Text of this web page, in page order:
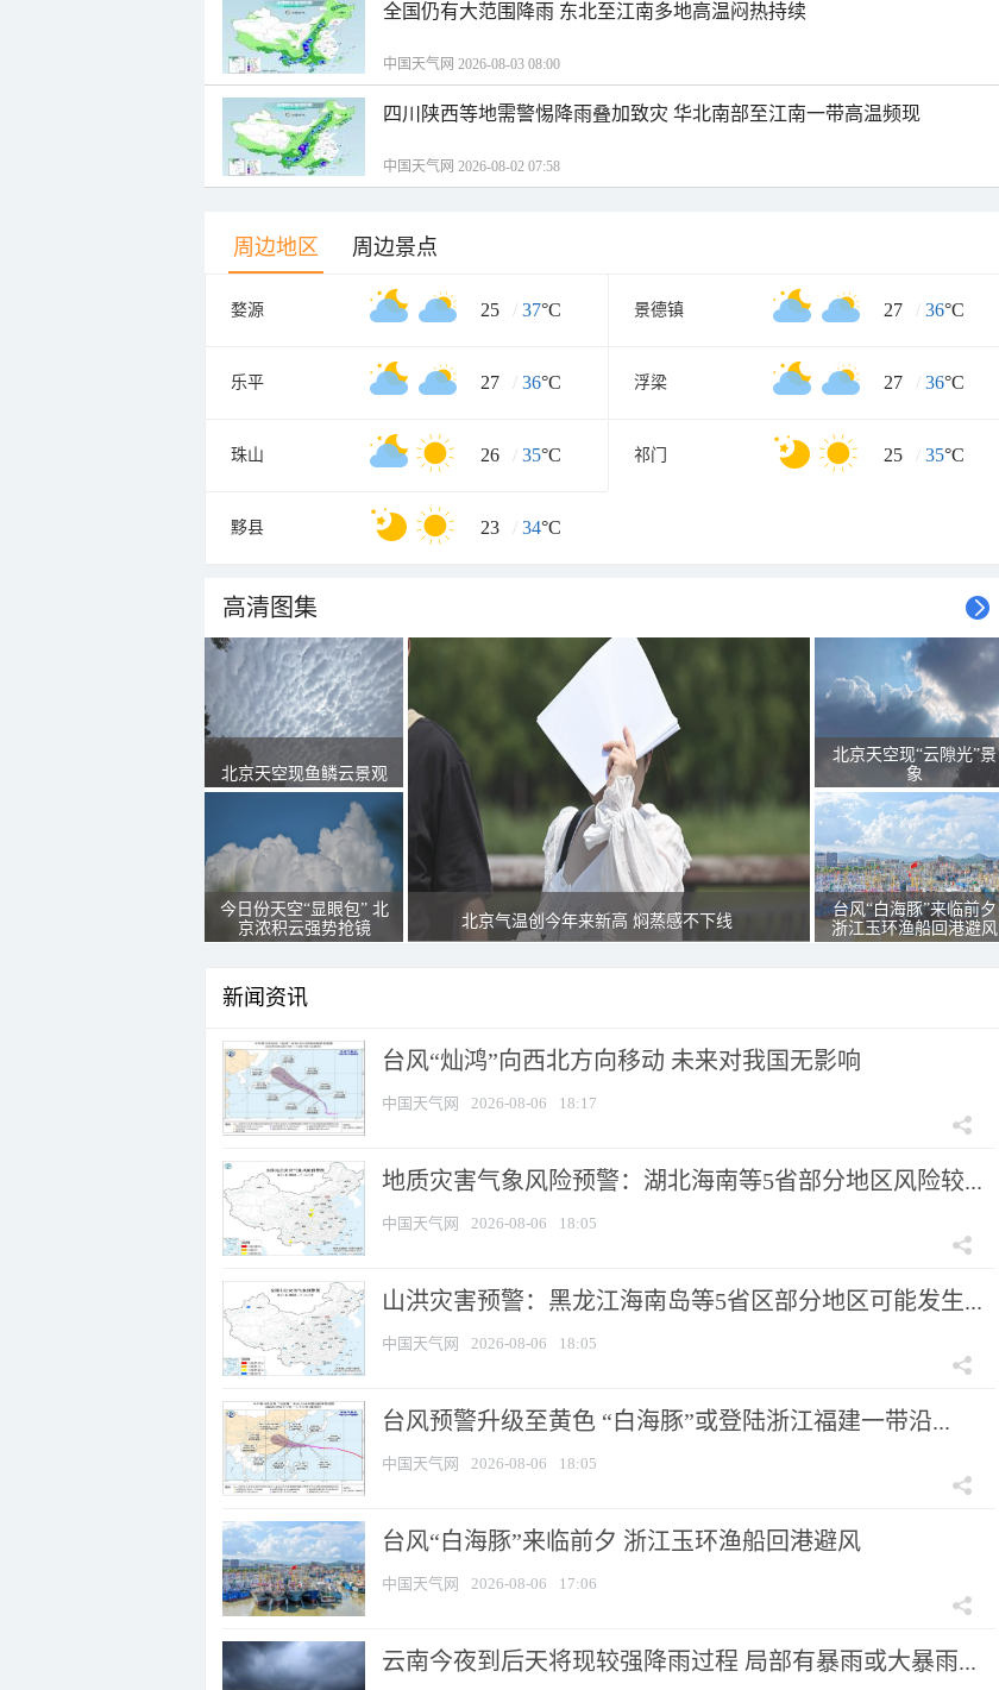
全国仍有大范围降雨 东北至江南多地高温闷热持续
中国天气网 2026-08-03 08:00
四川陕西等地需警惕降雨叠加致灾 华北南部至江南一带高温频现
中国天气网 2026-08-02 07:58
周边地区 周边景点
婺源 25 / 37°C 景德镇 27 / 36°C
乐平 27 / 36°C 浮梁 27 / 36°C
珠山 26 / 35°C 祁门 25 / 35°C
黟县 23 / 34°C
高清图集
北京天空现鱼鳞云景观
今日份天空“显眼包” 北
京浓积云强势抢镜
北京气温创今年来新高 焖蒸感不下线
北京天空现“云隙光”景
象
台风“白海豚”来临前夕
浙江玉环渔船回港避风
新闻资讯
台风“灿鸿”向西北方向移动 未来对我国无影响
中国天气网 2026-08-06 18:17
地质灾害气象风险预警：湖北海南等5省部分地区风险较...
中国天气网 2026-08-06 18:05
山洪灾害预警：黑龙江海南岛等5省区部分地区可能发生...
中国天气网 2026-08-06 18:05
台风预警升级至黄色 “白海豚”或登陆浙江福建一带沿...
中国天气网 2026-08-06 18:05
台风“白海豚”来临前夕 浙江玉环渔船回港避风
中国天气网 2026-08-06 17:06
云南今夜到后天将现较强降雨过程 局部有暴雨或大暴雨...